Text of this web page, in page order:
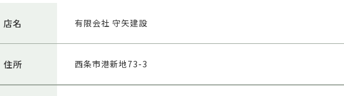
店名 有限会社 守矢建設
住所 西条市港新地73-3